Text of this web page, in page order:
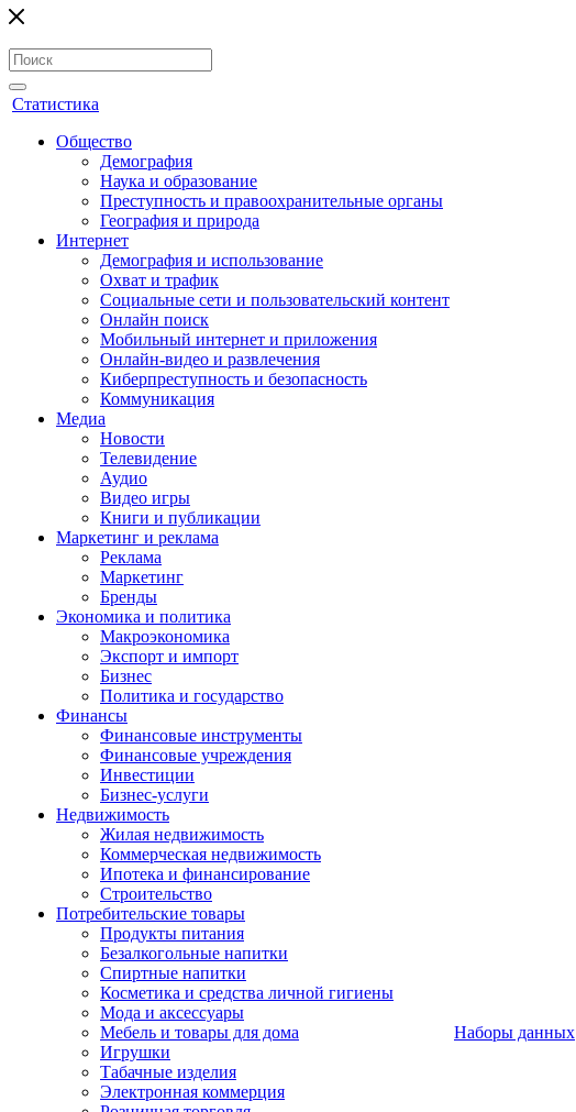
Статистика
Общество
Демография
Наука и образование
Преступность и правоохранительные органы
География и природа
Интернет
Демография и использование
Охват и трафик
Социальные сети и пользовательский контент
Онлайн поиск
Мобильный интернет и приложения
Онлайн-видео и развлечения
Киберпреступность и безопасность
Коммуникация
Медиа
Новости
Телевидение
Аудио
Видео игры
Книги и публикации
Маркетинг и реклама
Реклама
Маркетинг
Бренды
Экономика и политика
Макроэкономика
Экспорт и импорт
Бизнес
Политика и государство
Финансы
Финансовые инструменты
Финансовые учреждения
Инвестиции
Бизнес-услуги
Недвижимость
Жилая недвижимость
Коммерческая недвижимость
Ипотека и финансирование
Строительство
Потребительские товары
Продукты питания
Безалкогольные напитки
Спиртные напитки
Косметика и средства личной гигиены
Мода и аксессуары
Мебель и товары для дома
Игрушки
Табачные изделия
Электронная коммерция
Наборы данных